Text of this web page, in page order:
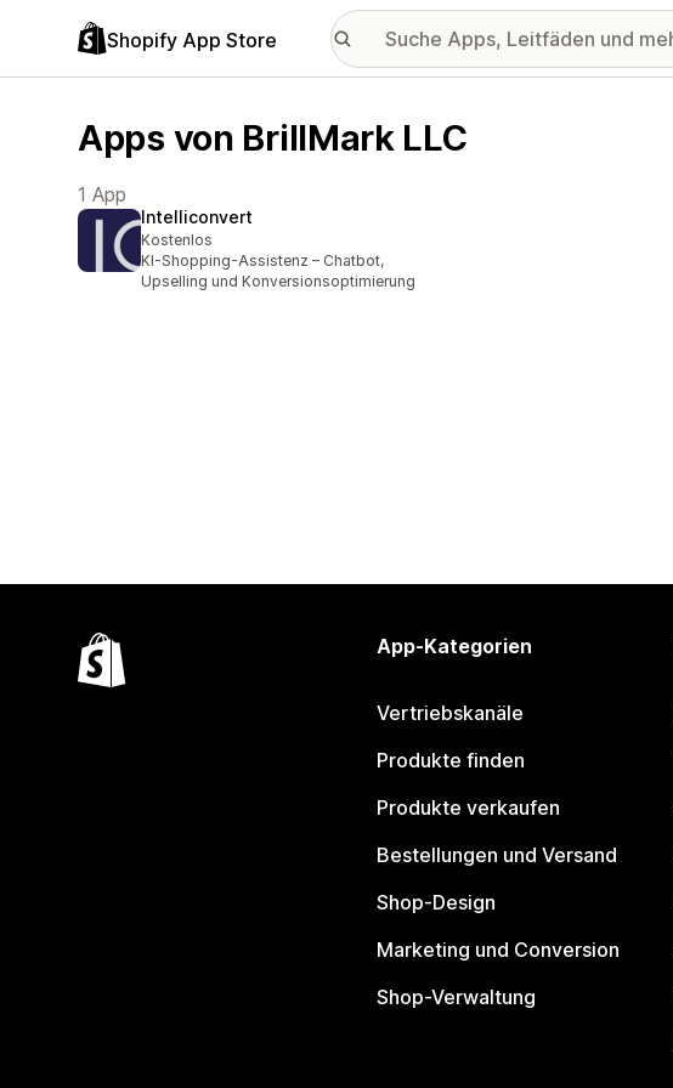
Shopify App Store
Apps von BrillMark LLC
1 App
Intelliconvert
Kostenlos
KI-Shopping-Assistenz – Chatbot,
Upselling und Konversionsoptimierung
App-Kategorien
Vertriebskanäle
Produkte finden
Produkte verkaufen
Bestellungen und Versand
Shop-Design
Marketing und Conversion
Shop-Verwaltung